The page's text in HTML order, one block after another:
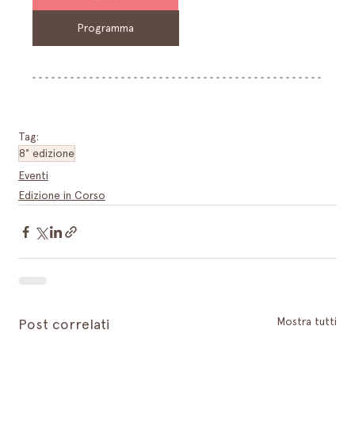
Programma
Tag:
8° edizione
Eventi
Edizione in Corso
Post correlati Mostra tutti